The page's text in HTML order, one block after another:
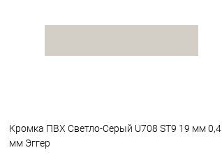
Кромка ПВХ Светло-Серый U708 ST9 19 мм 0,4
мм Эггер